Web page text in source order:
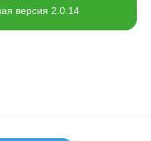
версия 2.0.14